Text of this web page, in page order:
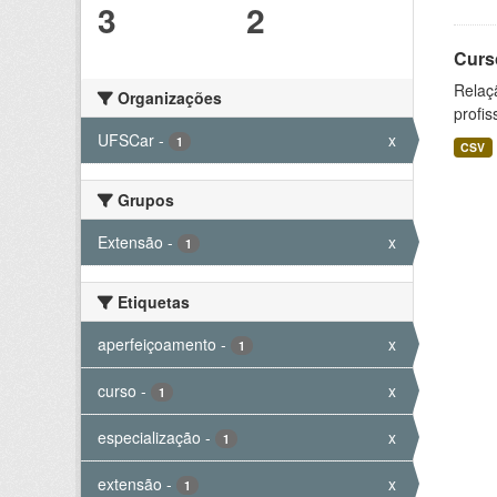
3 2
Organizações
UFSCar - 1 x
Grupos
Extensão - 1 x
Etiquetas
aperfeiçoamento - 1 x
curso - 1 x
especialização - 1 x
extensão - 1 x
CSV